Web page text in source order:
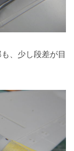
、少し段差が目